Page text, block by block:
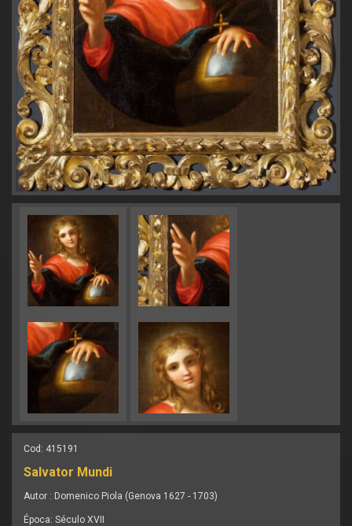
Cod: 415191
Salvator Mundi
Autor : Domenico Piola (Genova 1627 - 1703)
Época: Século XVII